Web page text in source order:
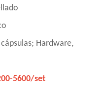
Hardware,
5600/set